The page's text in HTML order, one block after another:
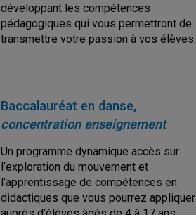
développant les compétences
pédagogiques qui vous permettront de
transmettre votre passion à vos élèves.
Baccalauréat en danse,
concentration enseignement
Un programme dynamique accès sur
l’exploration du mouvement et
l’apprentissage de compétences en
didactiques que vous pourrez appliquer